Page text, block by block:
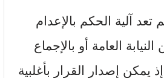
آلية الحكم بالإعدام
العامة أو بالإجماع
يمكن إصدار القرار بأغلبية